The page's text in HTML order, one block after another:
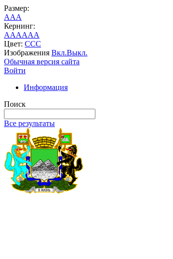
Размер:
AAA
Кернинг:
AAAAAA
Цвет: CCC
Изображения Вкл.Выкл.
Обычная версия сайта
Войти
Информация
Поиск
Все результаты